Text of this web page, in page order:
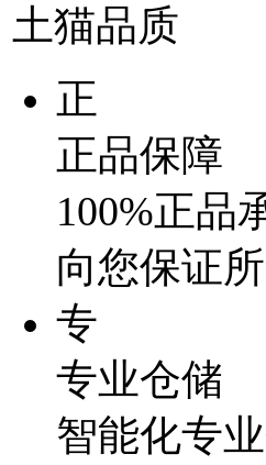
土猫品质
正
正品保障
100%正品
向您保证
专
专业仓储
智能化专